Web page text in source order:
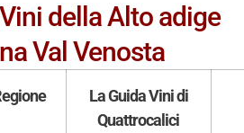
della Alto adige
Val Venosta
La Guida Vini di
Quattrocalici